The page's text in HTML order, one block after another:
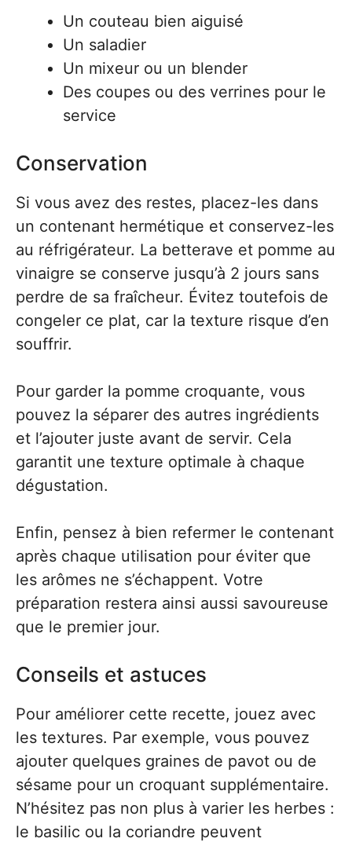
Un couteau bien aiguisé
Un saladier
Un mixeur ou un blender
Des coupes ou des verrines pour le
service
Conservation
Si vous avez des restes, placez-les dans
un contenant hermétique et conservez-les
au réfrigérateur. La betterave et pomme au
vinaigre se conserve jusqu’à 2 jours sans
perdre de sa fraîcheur. Évitez toutefois de
congeler ce plat, car la texture risque d’en
souffrir.
Pour garder la pomme croquante, vous
pouvez la séparer des autres ingrédients
et l’ajouter juste avant de servir. Cela
garantit une texture optimale à chaque
dégustation.
Enfin, pensez à bien refermer le contenant
après chaque utilisation pour éviter que
les arômes ne s’échappent. Votre
préparation restera ainsi aussi savoureuse
que le premier jour.
Conseils et astuces
Pour améliorer cette recette, jouez avec
les textures. Par exemple, vous pouvez
ajouter quelques graines de pavot ou de
sésame pour un croquant supplémentaire.
N’hésitez pas non plus à varier les herbes :
le basilic ou la coriandre peuvent